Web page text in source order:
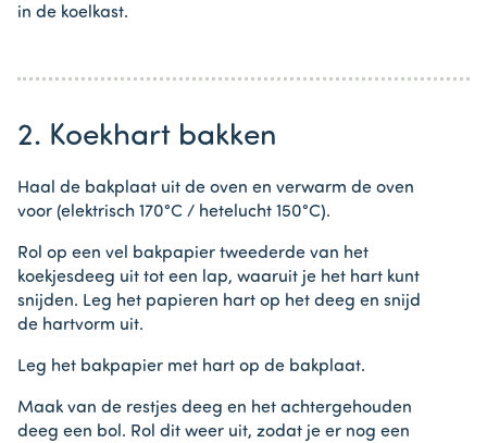
in de koelkast.
2. Koekhart bakken
Haal de bakplaat uit de oven en verwarm de oven
voor (elektrisch 170°C / hetelucht 150°C).
Rol op een vel bakpapier tweederde van het
koekjesdeeg uit tot een lap, waaruit je het hart kunt
snijden. Leg het papieren hart op het deeg en snijd
de hartvorm uit.
Leg het bakpapier met hart op de bakplaat.
Maak van de restjes deeg en het achtergehouden
deeg een bol. Rol dit weer uit, zodat je er nog een